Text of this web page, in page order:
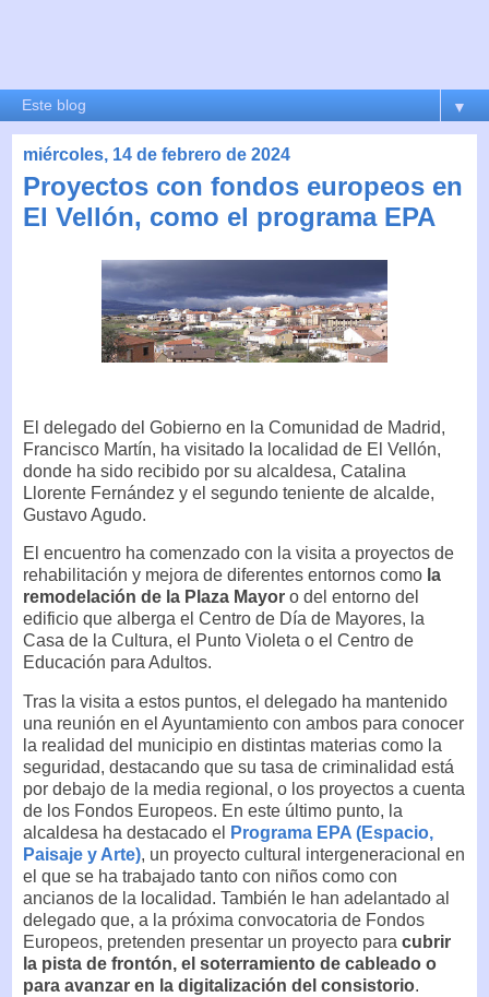
▼
miércoles, 14 de febrero de 2024
Proyectos con fondos europeos en
El Vellón, como el programa EPA
El delegado del Gobierno en la Comunidad de Madrid,
Francisco Martín, ha visitado la localidad de El Vellón,
donde ha sido recibido por su alcaldesa, Catalina
Llorente Fernández y el segundo teniente de alcalde,
Gustavo Agudo.
El encuentro ha comenzado con la visita a proyectos de
rehabilitación y mejora de diferentes entornos como la
remodelación de la Plaza Mayor o del entorno del
edificio que alberga el Centro de Día de Mayores, la
Casa de la Cultura, el Punto Violeta o el Centro de
Educación para Adultos.
Tras la visita a estos puntos, el delegado ha mantenido
una reunión en el Ayuntamiento con ambos para conocer
la realidad del municipio en distintas materias como la
seguridad, destacando que su tasa de criminalidad está
por debajo de la media regional, o los proyectos a cuenta
de los Fondos Europeos. En este último punto, la
alcaldesa ha destacado el
Programa EPA (Espacio,
Paisaje y Arte), un proyecto cultural intergeneracional en
el que se ha trabajado tanto con niños como con
ancianos de la localidad. También le han adelantado al
delegado que, a la próxima convocatoria de Fondos
Europeos, pretenden presentar un proyecto para cubrir
la pista de frontón, el soterramiento de cableado o
para avanzar en la digitalización del consistorio.